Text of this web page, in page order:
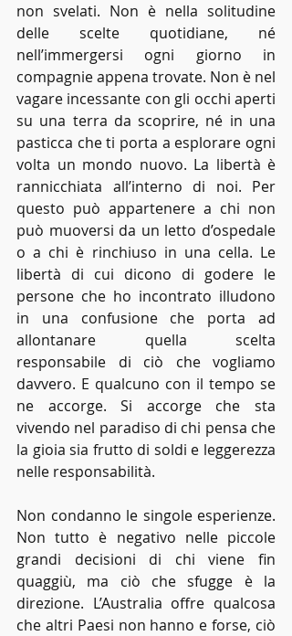
non svelati. Non è nella solitudine
delle scelte quotidiane, né
nell’immergersi ogni giorno in
compagnie appena trovate. Non è nel
vagare incessante con gli occhi aperti
su una terra da scoprire, né in una
pasticca che ti porta a esplorare ogni
volta un mondo nuovo. La libertà è
rannicchiata all’interno di noi. Per
questo può appartenere a chi non
può muoversi da un letto d’ospedale
o a chi è rinchiuso in una cella. Le
libertà di cui dicono di godere le
persone che ho incontrato illudono
in una confusione che porta ad
allontanare quella scelta
responsabile di ciò che vogliamo
davvero. E qualcuno con il tempo se
ne accorge. Si accorge che sta
vivendo nel paradiso di chi pensa che
la gioia sia frutto di soldi e leggerezza
nelle responsabilità.
Non condanno le singole esperienze.
Non tutto è negativo nelle piccole
grandi decisioni di chi viene fin
quaggiù, ma ciò che sfugge è la
direzione. L’Australia offre qualcosa
che altri Paesi non hanno e forse, ciò